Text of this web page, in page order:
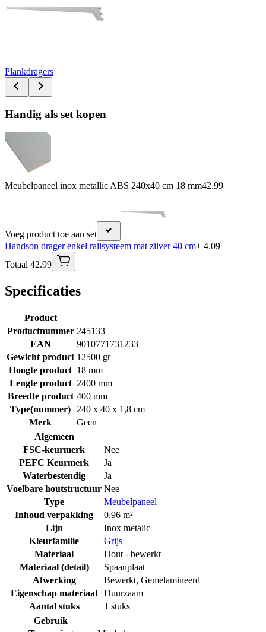
Plankdragers
Handig als set kopen
Meubelpaneel inox metallic ABS 240x40 cm 18 mm42.99
Voeg product toe aan set
Handson drager enkel railsysteem mat zilver 40 cm+ 4.09
Totaal 42.99
Specificaties
Product
Productnummer 245133
EAN
9010771731233
Gewicht product 12500 gr
Hoogte product 18 mm
Lengte product 2400 mm
Breedte product 400 mm
Type(nummer)
240 x 40 x 1,8 cm
Merk
Geen
Algemeen
FSC-keurmerk
Nee
PEFC Keurmerk
Ja
Waterbestendig
Ja
Voelbare houtstructuur Nee
Type
Meubelpaneel
Inhoud verpakking
0.96 m²
Lijn
Inox metalic
Kleurfamilie
Grijs
Materiaal
Hout - bewerkt
Materiaal (detail)
Spaanplaat
Afwerking
Bewerkt, Gemelamineerd
Eigenschap materiaal
Duurzaam
Aantal stuks
1 stuks
Gebruik